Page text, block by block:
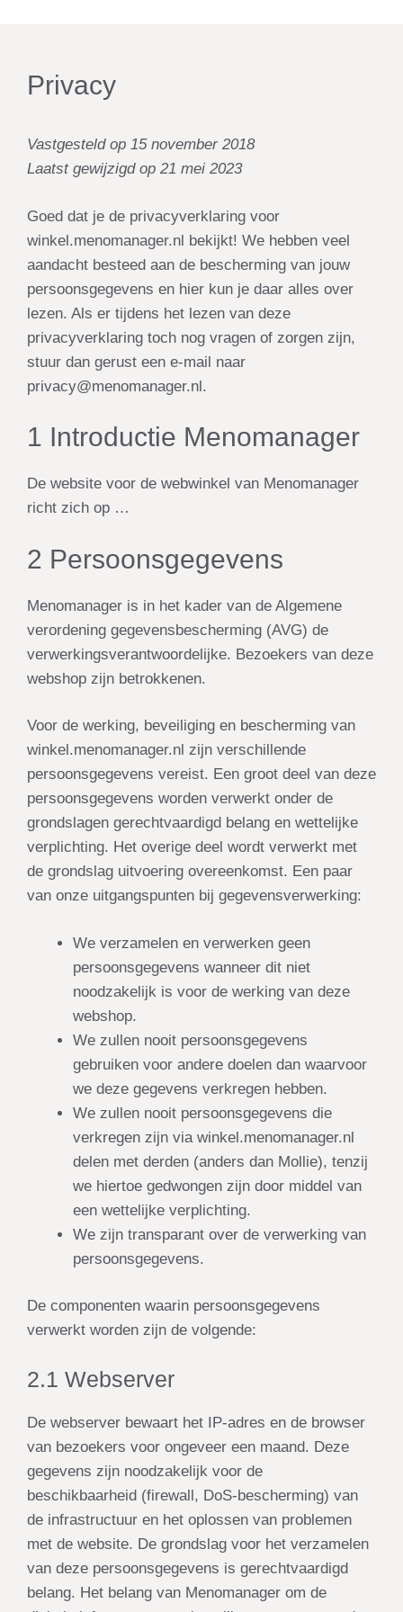
Privacy
Vastgesteld op 15 november 2018
Laatst gewijzigd op 21 mei 2023
Goed dat je de privacyverklaring voor
winkel.menomanager.nl bekijkt! We hebben veel
aandacht besteed aan de bescherming van jouw
persoonsgegevens en hier kun je daar alles over
lezen. Als er tijdens het lezen van deze
privacyverklaring toch nog vragen of zorgen zijn,
stuur dan gerust een e-mail naar
privacy@menomanager.nl.
1 Introductie Menomanager
De website voor de webwinkel van Menomanager
richt zich op …
2 Persoonsgegevens
Menomanager is in het kader van de Algemene
verordening gegevensbescherming (AVG) de
verwerkingsverantwoordelijke. Bezoekers van deze
webshop zijn betrokkenen.
Voor de werking, beveiliging en bescherming van
winkel.menomanager.nl zijn verschillende
persoonsgegevens vereist. Een groot deel van deze
persoonsgegevens worden verwerkt onder de
grondslagen gerechtvaardigd belang en wettelijke
verplichting. Het overige deel wordt verwerkt met
de grondslag uitvoering overeenkomst. Een paar
van onze uitgangspunten bij gegevensverwerking:
We verzamelen en verwerken geen
persoonsgegevens wanneer dit niet
noodzakelijk is voor de werking van deze
webshop.
We zullen nooit persoonsgegevens
gebruiken voor andere doelen dan waarvoor
we deze gegevens verkregen hebben.
We zullen nooit persoonsgegevens die
verkregen zijn via winkel.menomanager.nl
delen met derden (anders dan Mollie), tenzij
we hiertoe gedwongen zijn door middel van
een wettelijke verplichting.
We zijn transparant over de verwerking van
persoonsgegevens.
De componenten waarin persoonsgegevens
verwerkt worden zijn de volgende:
2.1 Webserver
De webserver bewaart het IP-adres en de browser
van bezoekers voor ongeveer een maand. Deze
gegevens zijn noodzakelijk voor de
beschikbaarheid (firewall, DoS-bescherming) van
de infrastructuur en het oplossen van problemen
met de website. De grondslag voor het verzamelen
van deze persoonsgegevens is gerechtvaardigd
belang. Het belang van Menomanager om de